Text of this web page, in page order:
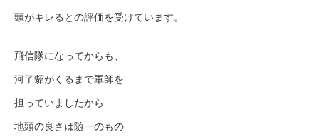
頭がキレるとの評価を受けています。
飛信隊になってからも、
河了貂がくるまで軍師を
担っていましたから
地頭の良さは随一のもの